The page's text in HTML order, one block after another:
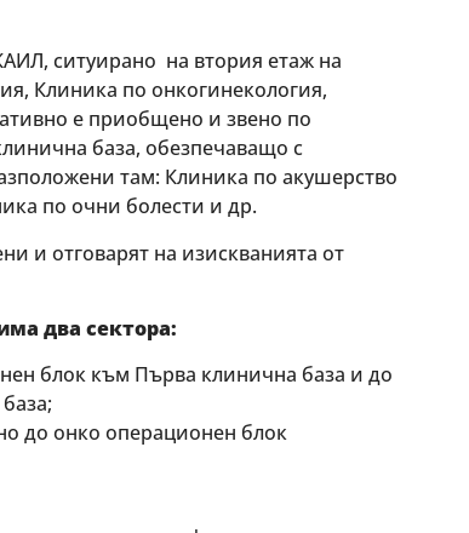
ситуирано на втория етаж на
Клиника по онкогинекология,
е приобщено и звено по
база, обезпечаващо с
там: Клиника по акушерство
по очни болести и др.
и отговарят на изискванията от
два сектора:
блок към Първа клинична база и до
до онко операционен блок